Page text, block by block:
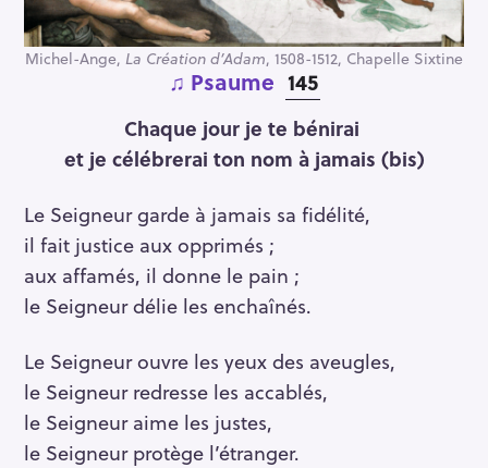
Michel-Ange, La Création d’Adam, 1508-1512, Chapelle Sixtine
♫ Psaume 145
Chaque jour je te bénirai
et je célébrerai ton nom à jamais (bis)
Le Seigneur garde à jamais sa fidélité,
il fait justice aux opprimés ;
aux affamés, il donne le pain ;
le Seigneur délie les enchaînés.
Le Seigneur ouvre les yeux des aveugles,
le Seigneur redresse les accablés,
le Seigneur aime les justes,
le Seigneur protège l’étranger.